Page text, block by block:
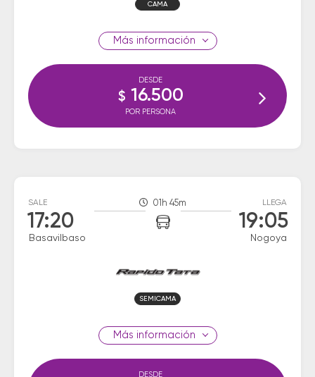
CAMA
información
DESDE
$ 16.500
POR PERSONA
SALE
17:20
Basavilbaso
01h 45m LLEGA
19:05
Nogoya
SEMICAMA
información
DESDE